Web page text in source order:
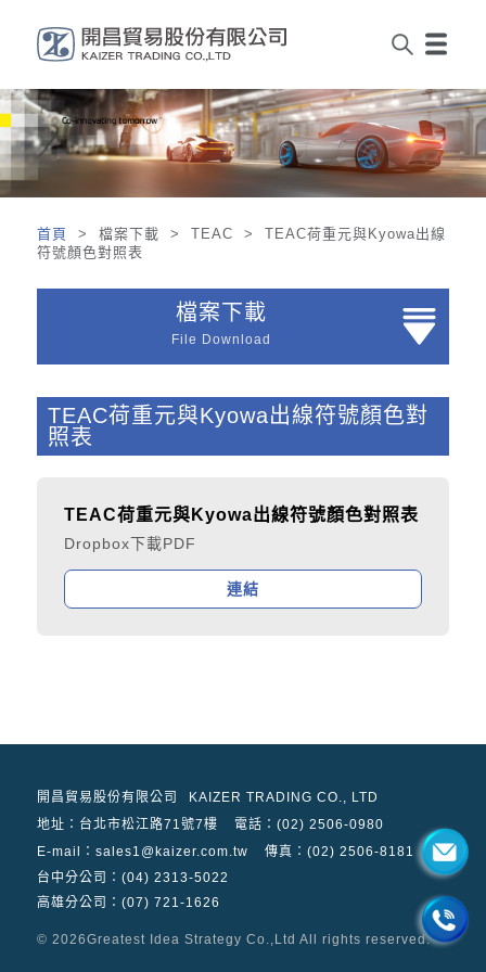
首頁
> 檔案下載 > TEAC > TEAC荷重元與Kyowa出線
符號顏色對照表
檔案下載
File Download
TEAC荷重元與Kyowa出線符號顏色對
照表
TEAC荷重元與Kyowa出線符號顏色對照表
Dropbox下載PDF
連結
開昌貿易股份有限公司
KAIZER TRADING CO., LTD
地址： 台北市松江路71號7樓
電話：(02) 2506-0980
E-mail：sales1@kaizer.com.tw
傳真：(02) 2506-8181
台中分公司：(04) 2313-5022
高雄分公司：(07) 721-1626
© 2026Greatest Idea Strategy Co.,Ltd All rights reserved.